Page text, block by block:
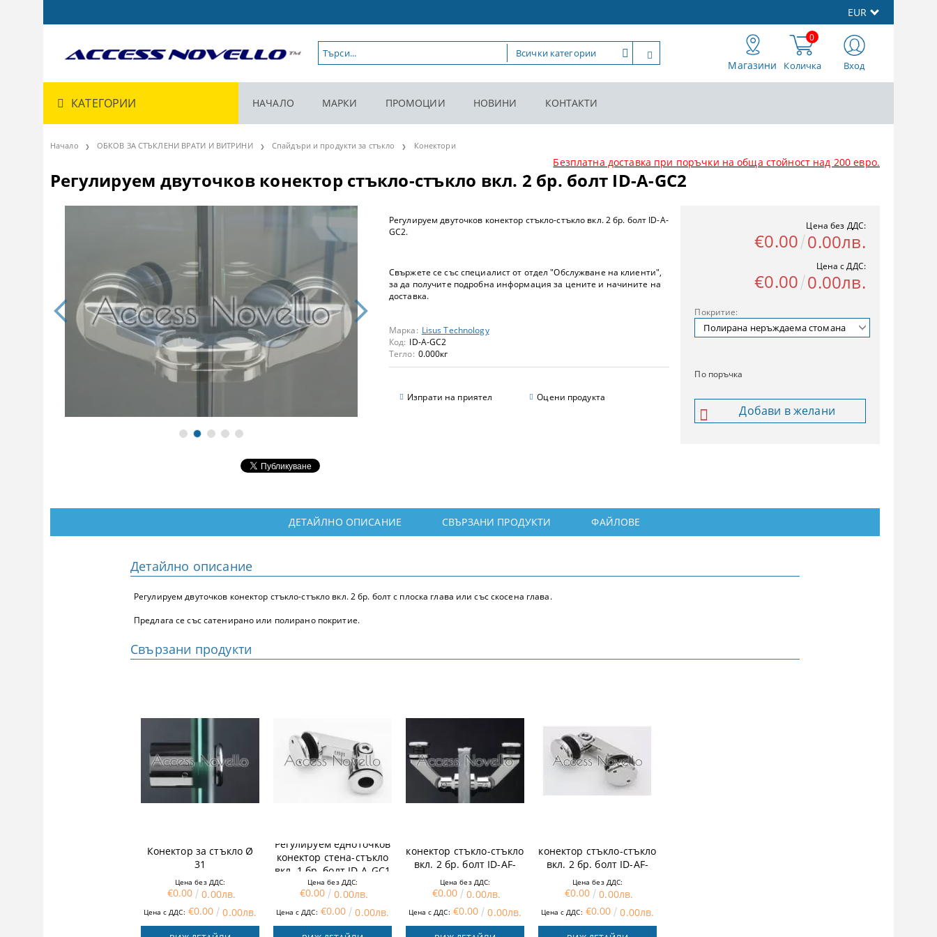
EUR
Магазини Количка
0
Вход
КАТЕГОРИИ НАЧАЛО МАРКИ ПРОМОЦИИ НОВИНИ КОНТАКТИ
Начало ОБКОВ ЗА СТЪКЛЕНИ ВРАТИ И ВИТРИНИ Спайдъри и продукти за стъкло Конектори
Безплатна доставка при поръчки на обща стойност над 200 евро.
Регулируем двуточков конектор стъкло-стъкло вкл. 2 бр. болт ID-A-GC2
Регулируем двуточков конектор стъкло-стъкло вкл. 2 бр. болт ID-A-
GC2.
Свържете се със специалист от отдел "Обслужване на клиенти",
за да получите подробна информация за цените и начините на
доставка.
Марка: Lisus Technology
Код: ID-A-GC2
Тегло: 0.000кг
Изпрати на приятел Оцени продукта
Цена без ДДС:
€0.00 0.00лв.
Цена с ДДС:
€0.00 0.00лв.
Покритие:
По поръчка
Добави в желани
ДЕТАЙЛНО ОПИСАНИЕ СВЪРЗАНИ ПРОДУКТИ ФАЙЛОВЕ
Детайлно описание
Регулируем двуточков конектор стъкло-стъкло вкл. 2 бр. болт с плоска глава или със скосена глава.
Предлага се със сатенирано или полирано покритие.
Свързани продукти
Конектор за стъкло Ø
31
Цена без ДДС:
€0.00 0.00лв.
Цена с ДДС: €0.00 0.00лв.
Регулируем едноточков
конектор стена-стъкло
вкл. 1 бр. болт ID-A-GC1
Цена без ДДС:
€0.00 0.00лв.
Цена с ДДС: €0.00 0.00лв.
конектор стъкло-стъкло
вкл. 2 бр. болт ID-AF-
GC2
Цена без ДДС:
€0.00 0.00лв.
Цена с ДДС: €0.00 0.00лв.
конектор стъкло-стъкло
вкл. 2 бр. болт ID-AF-
GC1
Цена без ДДС:
€0.00 0.00лв.
Цена с ДДС: €0.00 0.00лв.